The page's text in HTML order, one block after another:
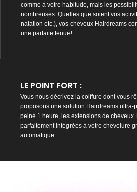
comme à votre habitude, mais les
nombreuses. Quelles que soient vos
natation etc.), vos cheveux Hairdreams
une parfaite tenue!
LE POINT FORT :
Vous nous décrivez la coiffure dont vous
proposons une solution Hairdreams ultra-
peine 1 heure, les extensions de cheveux
parfaitement intégrées à votre chevelure
automatique.